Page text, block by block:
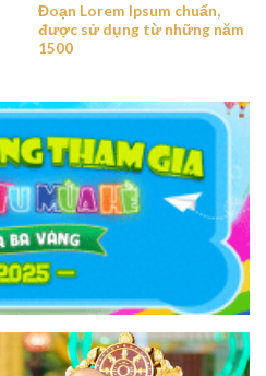
Đoạn Lorem Ipsum chuẩn,
được sử dụng từ những năm
1500